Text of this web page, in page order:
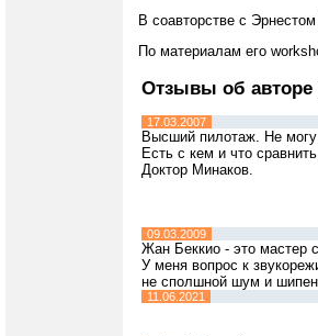
В соавторстве с
По материалам его
Отзывы об авторе
17.03.2007
Высший пилотаж. Не могу
Есть с кем и что
Доктор Минаков.
09.03.2009
Жан Беккио - это мастер
У меня вопрос к
не сполшной шум и
11.06.2021